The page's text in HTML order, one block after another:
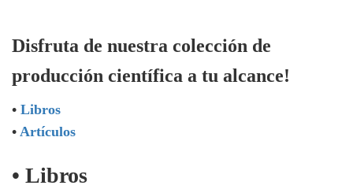
Disfruta de nuestra colección de
producción científica a tu alcance!
• Libros
• Artículos
• Libros